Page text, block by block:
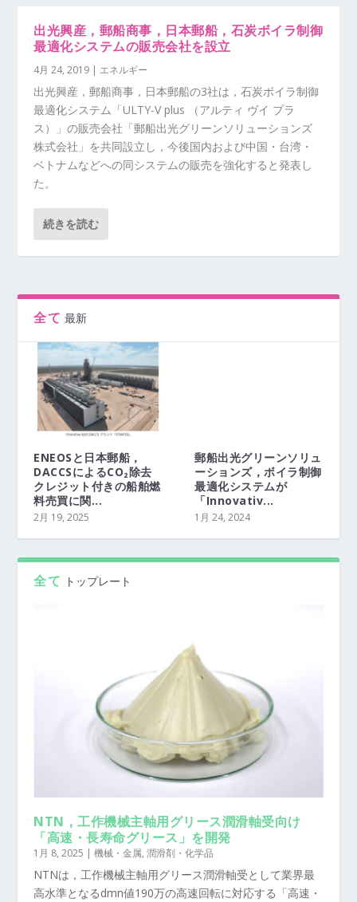
出光興産，郵船商事，日本郵船，石炭ボイラ制御
最適化システムの販売会社を設立
4月 24, 2019 | エネルギー
出光興産，郵船商事，日本郵船の3社は，石炭ボイラ制御
最適化システム「ULTY-V plus （アルティ ヴイ プラ
ス）」の販売会社「郵船出光グリーンソリューションズ
株式会社」を共同設立し，今後国内および中国・台湾・
ベトナムなどへの同システムの販売を強化すると発表し
た。
続きを読む
全て 最新
ENEOSと日本郵船，
DACCSによるCO₂除去
クレジット付きの船舶燃
料売買に関...
2月 19, 2025
郵船出光グリーンソリュ
ーションズ，ボイラ制御
最適化システムが
「Innovativ...
1月 24, 2024
全て トップレート
NTN，工作機械主軸用グリース潤滑軸受向け
「高速・長寿命グリース」を開発
1月 8, 2025 |機械・金属,潤滑剤・化学品
NTNは，工作機械主軸用グリース潤滑軸受として業界最
高水準となるdmn値190万の高速回転に対応する「高速・